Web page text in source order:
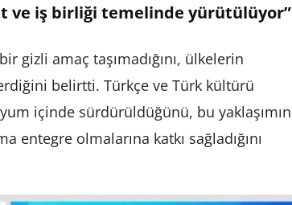
ve iş birliği temelinde yürütülüyor”
gizli amaç taşımadığını, ülkelerin
belirtti. Türkçe ve Türk kültürü
içinde sürdürüldüğünü, bu yaklaşımın
olmalarına katkı sağladığını